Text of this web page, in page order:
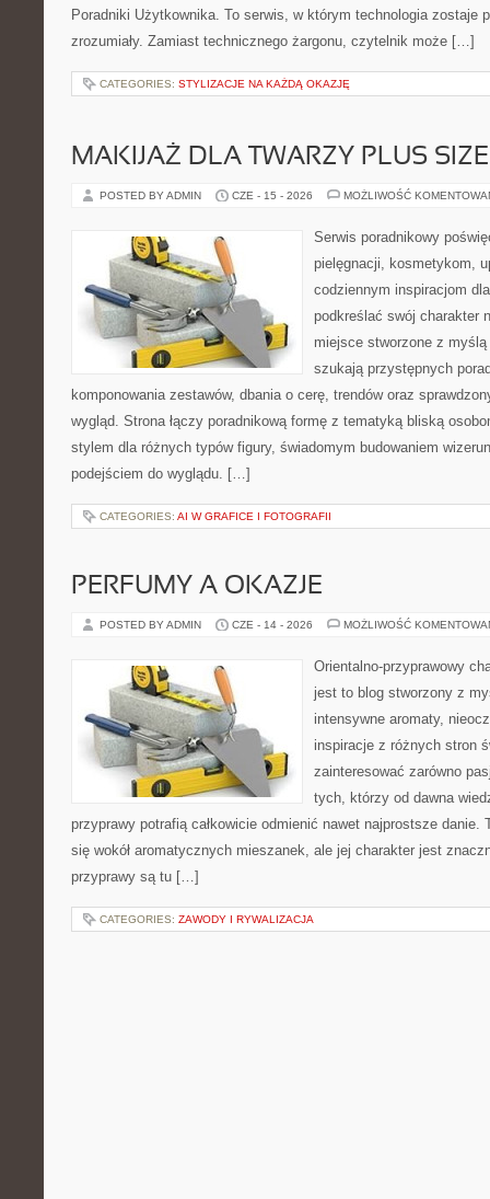
Poradniki Użytkownika. To serwis, w którym technologia zostaje
zrozumiały. Zamiast technicznego żargonu, czytelnik może […]
CATEGORIES: STYLIZACJE NA KAŻDĄ OKAZJĘ
MAKIJAŻ DLA TWARZY PLUS SIZE
POSTED BY ADMIN CZE - 15 - 2026 MOŻLIWOŚĆ
Serwis poradnikowy
pielęgnacji, kosmetykom,
codziennym inspiracjom
podkreślać swój charakter
miejsce stworzone z
szukają przystępnych
komponowania zestawów, dbania o cerę, trendów oraz
wygląd. Strona łączy poradnikową formę z tematyką bliską
stylem dla różnych typów figury, świadomym budowaniem
podejściem do wyglądu. […]
CATEGORIES: AI W GRAFICE I FOTOGRAFII
PERFUMY A OKAZJE
POSTED BY ADMIN CZE - 14 - 2026 MOŻLIWOŚĆ
Orientalno-przyprawowy
jest to blog stworzony z
intensywne aromaty,
inspiracje z różnych stron
zainteresować zarówno
tych, którzy od dawna
przyprawy potrafią całkowicie odmienić nawet najprostsze danie.
się wokół aromatycznych mieszanek, ale jej charakter jest
przyprawy są tu […]
CATEGORIES: ZAWODY I RYWALIZACJA